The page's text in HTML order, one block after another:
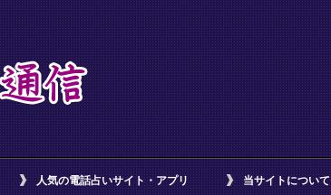
人気の電話占いサイト・アプリ 当サイトについて